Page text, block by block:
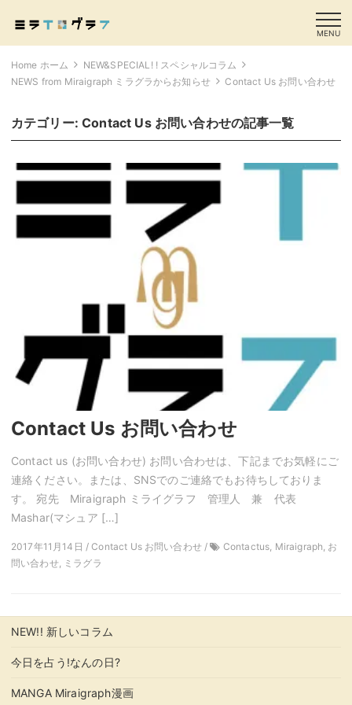
MENU
Home ホーム
NEW&SPECIAL! ! スペシャルコラム
NEWS from Miraigraph ミラグラからお知らせ
Contact Us お問い合わせ
カテゴリー:Contact Us お問い合わせの記事一覧
Contact Us お問い合わせ
Contact us (お問い合わせ) お問い合わせは、下記までお気軽にご
連絡ください。または、SNSでのご連絡でもお待ちしておりま
す。 宛先 Miraigraph ミライグラフ 管理人 兼 代表
Mashar(マシュア […]
2017年11月14日 / Contact Us お問い合わせ /
Contactus, Miraigraph, お
問い合わせ, ミラグラ
NEW!! 新しいコラム
今日を占う!なんの日?
MANGA Miraigraph漫画